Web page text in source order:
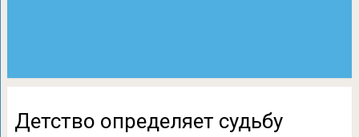
Детство определяет судьбу